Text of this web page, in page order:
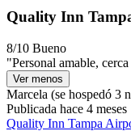
Quality Inn
8/10 Bueno
"Personal amable,
Ver menos
Marcela (se hospedó 3
Publicada hace 4 meses
Quality Inn Tampa